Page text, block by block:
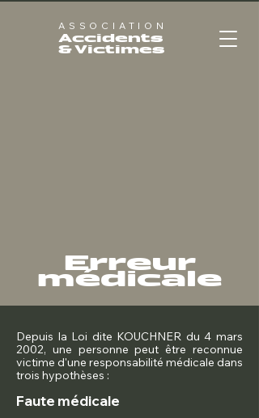
ASSOCIATION
Accidents
& Victimes
Erreur
médicale
Depuis la Loi dite KOUCHNER du 4 mars
2002, une personne peut être reconnue
victime d'une responsabilité médicale dans
trois hypothèses :
Faute médicale